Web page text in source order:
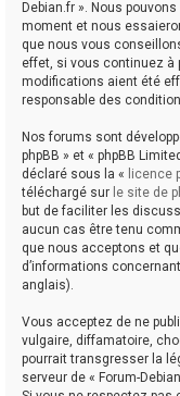
Debian.fr ». Nous
moment et nous
que nous vous
effet, si vous continuez à
modifications aient été
responsable des
Nos forums sont
phpBB » et « phpBB
déclaré sous la « licence
téléchargé sur le site de
but de faciliter les
aucun cas être tenu
que nous acceptons et
d’informations
anglais).
Vous acceptez de ne
vulgaire, diffamatoire,
pourrait transgresser la
serveur de « Forum-